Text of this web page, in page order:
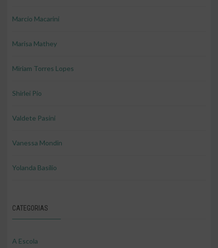
Marcio Macarini
Marisa Mathey
Miriam Torres Lopes
Shirlei Pio
Valdete Pasini
Vanessa Mondin
Yolanda Basilio
CATEGORIAS
A Escola